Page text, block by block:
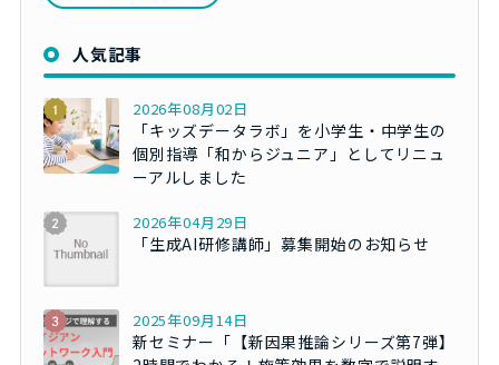
人気記事
2026年08月02日
「キッズデータラボ」を小学生・中学生の
個別指導「和からジュニア」としてリニュ
ーアルしました
2026年04月29日
「生成AI研修講師」募集開始のお知らせ
2025年09月14日
新セミナー「【新因果推論シリーズ第7弾】